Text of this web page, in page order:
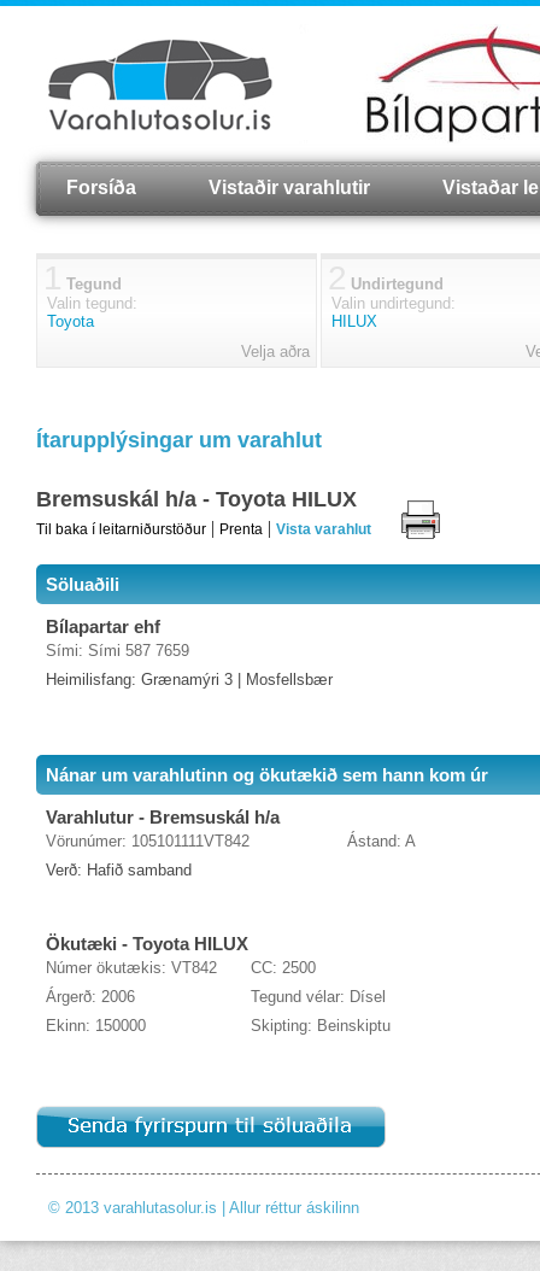
Forsíða Vistaðir varahlutir Vistaðar
1 Tegund
Valin tegund:
Toyota
Velja aðra
2 Undirtegund
Valin undirtegund:
HILUX
Ítarupplýsingar um varahlut
Bremsuskál h/a - Toyota HILUX
Til baka í leitarniðurstöður Prenta Vista varahlut
Söluaðili
Bílapartar ehf
Sími: Sími 587 7659
Heimilisfang: Grænamýri 3 | Mosfellsbær
Nánar um varahlutinn og ökutækið sem hann kom úr
Varahlutur - Bremsuskál h/a
Vörunúmer: 105101111VT842
Ástand: A
Verð: Hafið samband
Ökutæki - Toyota HILUX
Númer ökutækis: VT842
CC: 2500
Árgerð: 2006
Tegund vélar: Dísel
Ekinn: 150000
Skipting: Beinskiptu
© 2013 varahlutasolur.is | Allur réttur áskilinn